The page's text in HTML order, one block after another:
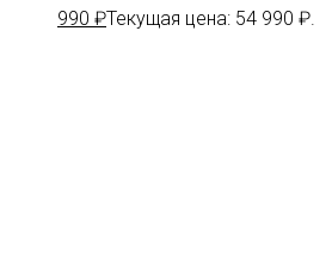
990 ₽Текущая цена: 54 990 ₽.